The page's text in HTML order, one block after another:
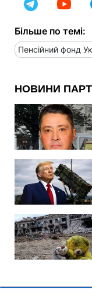
Більше по темі:
Пенсійний фонд